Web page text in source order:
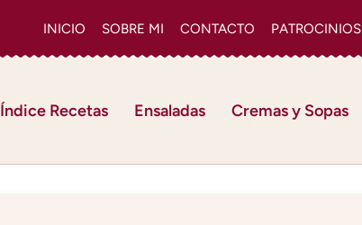
INICIO SOBRE MI CONTACTO PATROCINIOS
Índice Recetas Ensaladas Cremas y Sopas